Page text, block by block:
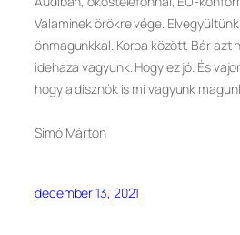
Valaminek örökre vége.
önmagunkkal. Korpa között. Bár azt
idehaza vagyunk. Hogy ez jó. És
hogy a disznók is mi vagyunk
Simó Márton
december 13, 2021